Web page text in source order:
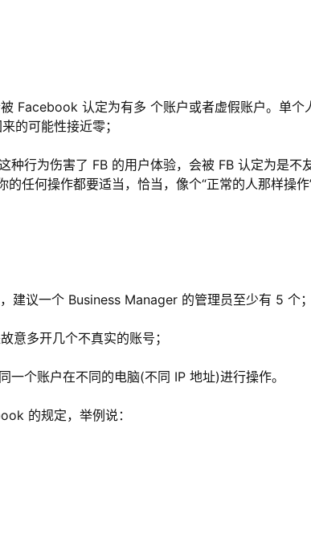
Facebook 认定为有多 个账户或者虚假账户。单个
的可能性接近零；
种行为伤害了 FB 的用户体验，会被 FB 认定为是不
任何操作都要适当，恰当，像个“正常的人那样操作
建议一个 Business Manager 的管理员至少有 5 个
意多开几个不真实的账号；
个账户在不同的电脑(不同 IP 地址)进行操作。
的规定，举例说：